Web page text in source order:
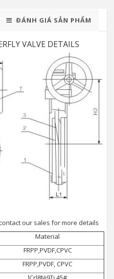
ĐÁNH GIÁ SẢN PHẨM
VALVE DETAILS
our sales for more details
Material
FRPP,PVDF,CPVC
FRPP,PVDF, CPVC